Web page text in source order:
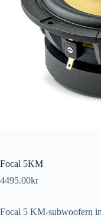
Focal 5KM
4495.00kr
Focal 5 KM-subwoofern